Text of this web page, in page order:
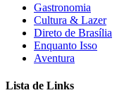
Gastronomia
Cultura & Lazer
Direto de Brasília
Enquanto Isso
Aventura
Lista de Links